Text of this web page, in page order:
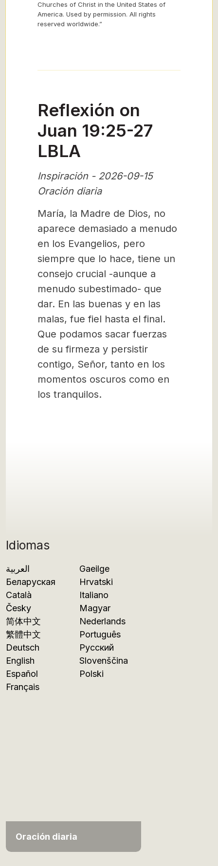
Idiomas
العربية
Беларуская
Català
Česky
简体中文
繁體中文
Deutsch
English
Español
Français
Gaeilge
Hrvatski
Italiano
Magyar
Nederlands
Português
Русский
Slovenščina
Polski
Oración diaria
Churches of Christ in the United States of
America. Used by permission. All rights
reserved worldwide.”
Reflexión on
Juan 19:25-27
LBLA
Inspiración - 2026-09-15
Oración diaria
María, la Madre de Dios, no
aparece demasiado a menudo
en los Evangelios, pero
siempre que lo hace, tiene un
consejo crucial -aunque a
menudo subestimado- que
dar. En las buenas y en las
malas, fue fiel hasta el final.
Que podamos sacar fuerzas
de su firmeza y persistir
contigo, Señor, tanto en los
momentos oscuros como en
los tranquilos.